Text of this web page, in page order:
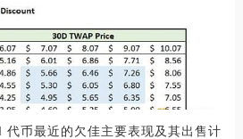
币最近的欠佳主要表现及其出售计